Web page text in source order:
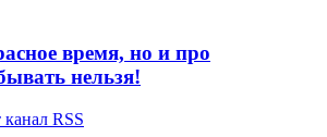
время, но и про
нельзя!
канал RSS